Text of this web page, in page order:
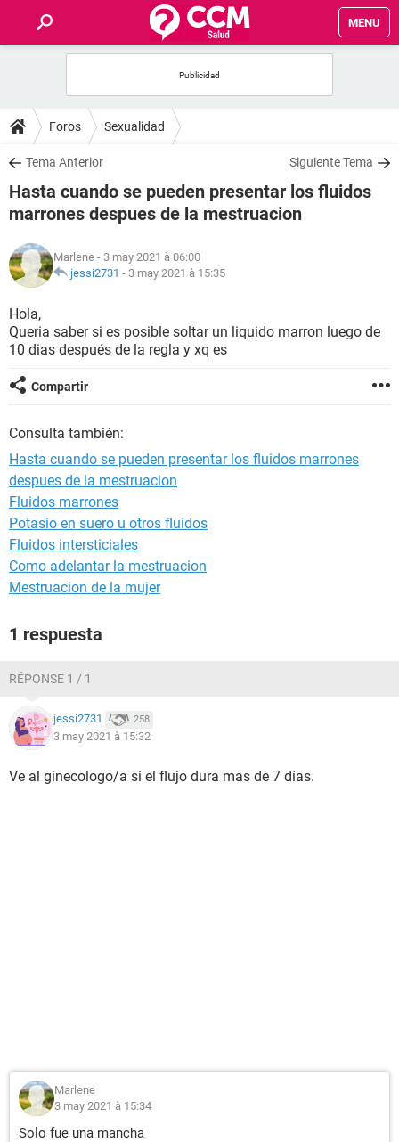
MENU
FORUMS
SALUD
NUTRICIÓN
SEXUALIDAD
GLOSARIO
Foros Sexualidad
Tema Anterior Siguiente Tema
Hasta cuando se pueden presentar los fluidos
marrones despues de la mestruacion
Marlene - 3 may 2021 à 06:00
jessi2731 - 3 may 2021 à 15:35
Hola,
Queria saber si es posible soltar un liquido marron luego de
10 dias después de la regla y xq es
Compartir
Consulta también:
Hasta cuando se pueden presentar los fluidos marrones
despues de la mestruacion
Fluidos marrones
Potasio en suero u otros fluidos
Fluidos intersticiales
Como adelantar la mestruacion
Mestruacion de la mujer
1 respuesta
RÉPONSE 1 / 1
jessi2731 258
3 may 2021 à 15:32
Ve al ginecologo/a si el flujo dura mas de 7 días.
Marlene
3 may 2021 à 15:34
Solo fue una mancha